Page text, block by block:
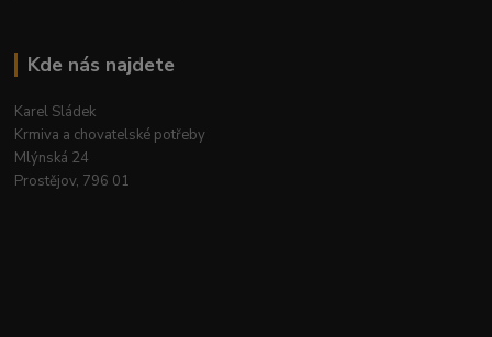
Kde nás najdete
Karel Sládek
Krmiva a chovatelské potřeby
Mlýnská 24
Prostějov, 796 01